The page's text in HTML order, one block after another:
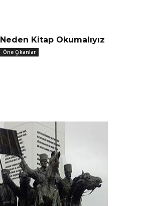
Neden Kitap Okumalıyız
Öne Çıkanlar